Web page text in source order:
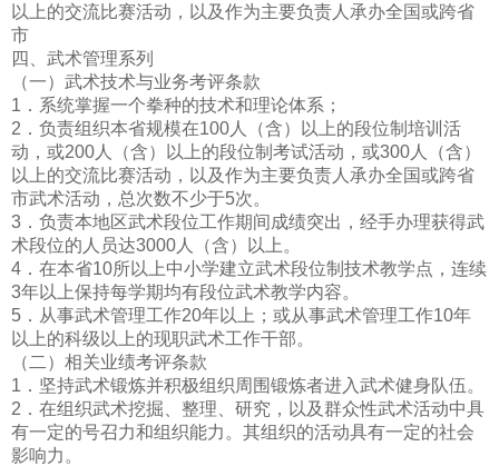
以上的交流比赛活动，以及作为主要负责人承办全国或跨省
市
四、武术管理系列
（一）武术技术与业务考评条款
1．系统掌握一个拳种的技术和理论体系；
2．负责组织本省规模在100人（含）以上的段位制培训活
动，或200人（含）以上的段位制考试活动，或300人（含）
以上的交流比赛活动，以及作为主要负责人承办全国或跨省
市武术活动，总次数不少于5次。
3．负责本地区武术段位工作期间成绩突出，经手办理获得武
术段位的人员达3000人（含）以上。
4．在本省10所以上中小学建立武术段位制技术教学点，连续
3年以上保持每学期均有段位武术教学内容。
5．从事武术管理工作20年以上；或从事武术管理工作10年
以上的科级以上的现职武术工作干部。
（二）相关业绩考评条款
1．坚持武术锻炼并积极组织周围锻炼者进入武术健身队伍。
2．在组织武术挖掘、整理、研究，以及群众性武术活动中具
有一定的号召力和组织能力。其组织的活动具有一定的社会
影响力。